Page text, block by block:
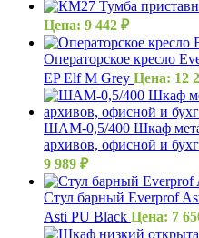
Цена: 9 442 ₽
Операторское кресло
EP Elf M Grey Цена: 12
ШАМ-0,5/400 Шкаф
архивов, офисной и
9 989 ₽
Стул барный Everprof
Asti PU Black Цена: 7